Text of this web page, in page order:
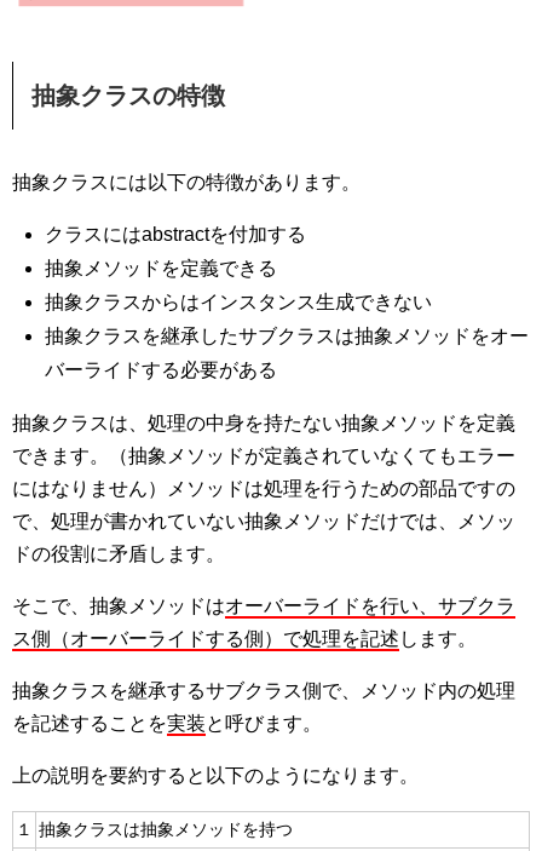
抽象クラスの特徴
抽象クラスには以下の特徴があります。
クラスにはabstractを付加する
抽象メソッドを定義できる
抽象クラスからはインスタンス生成できない
抽象クラスを継承したサブクラスは抽象メソッドをオー
バーライドする必要がある
抽象クラスは、処理の中身を持たない抽象メソッドを定義
できます。（抽象メソッドが定義されていなくてもエラー
にはなりません）メソッドは処理を行うための部品ですの
で、処理が書かれていない抽象メソッドだけでは、メソッ
ドの役割に矛盾します。
そこで、抽象メソッドはオーバーライドを行い、サブクラ
ス側（オーバーライドする側）で処理を記述 します。
抽象クラスを継承するサブクラス側で、メソッド内の処理
を記述することを実装と呼びます。
上の説明を要約すると以下のようになります。
１ 抽象クラスは抽象メソッドを持つ